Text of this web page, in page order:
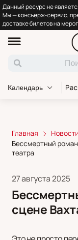
Данный ресурс не
Мы — консьерж-сервис,
доставке билетов на
Календарь
Главная
Новости
Бессмертный
театра
27 августа 2025
сцене